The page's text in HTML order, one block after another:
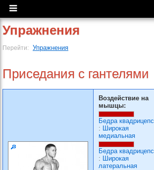
Упражнения
Перейти: Упражнения
Приседания с гантелями
Воздействие на
мышцы:
Бедра квадрицепс
: Широкая
медиальная
Бедра квадрицепс
: Широкая
латеральная